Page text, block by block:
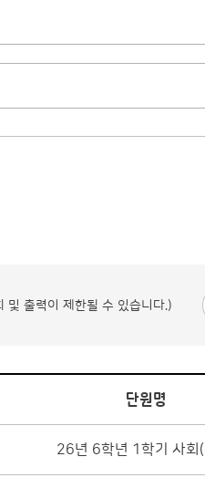
출력이 제한될 수 있습니다.)
단원명
26년 6학년 1학기 사회